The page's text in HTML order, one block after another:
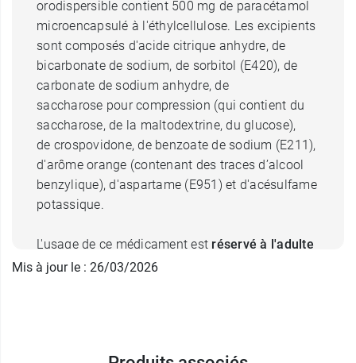
orodispersible contient 500 mg de paracétamol
microencapsulé à l'éthylcellulose. Les excipients
sont composés d'acide citrique anhydre, de
bicarbonate de sodium, de sorbitol (E420), de
carbonate de sodium anhydre, de
saccharose pour compression (qui contient du
saccharose, de la maltodextrine, du glucose),
de crospovidone, de benzoate de sodium (E211),
d'arôme orange (contenant des traces d’alcool
benzylique), d'aspartame (E951) et d'acésulfame
potassique.
L'usage de ce médicament est réservé à l'adulte
et à l'adolescent à partir de 15 ans et de plus de
orodispersible
Mis à jour le : 26/03/2026